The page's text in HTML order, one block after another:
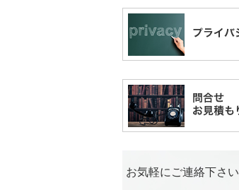
お気軽にご連絡下さい